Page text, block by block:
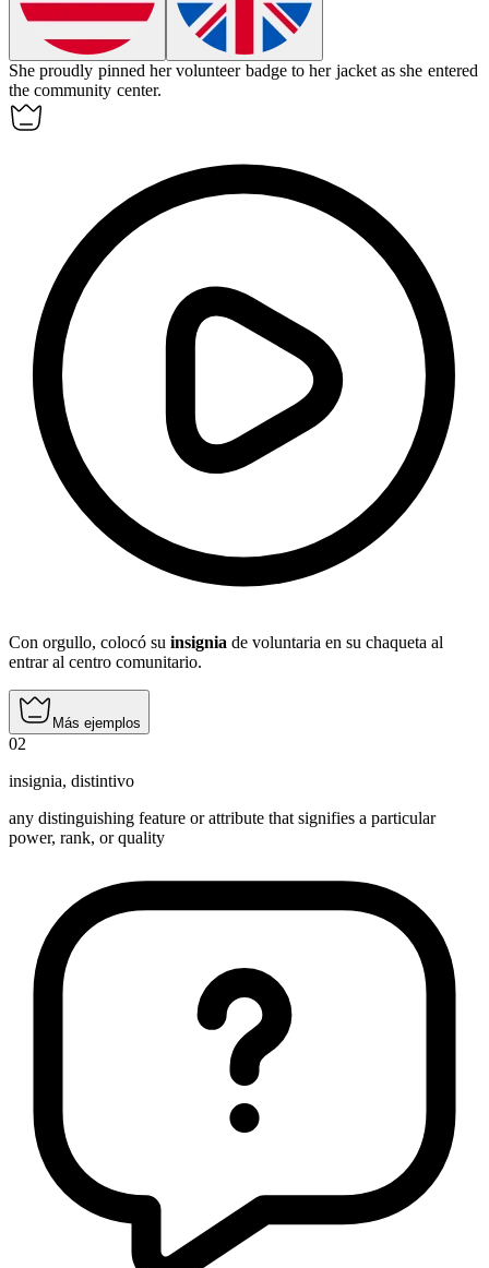
She proudly pinned her volunteer badge to her jacket as she entered
the community center.
Con orgullo, colocó su insignia de voluntaria en su chaqueta al
entrar al centro comunitario.
Más ejemplos
02
insignia, distintivo
any distinguishing feature or attribute that signifies a particular
power, rank, or quality